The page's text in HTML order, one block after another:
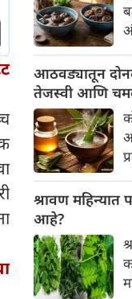
करते.
आठवड्यातून
तेजस्वी आणि
जाणून घ्या
श्रावण महिन्यात
आहे?